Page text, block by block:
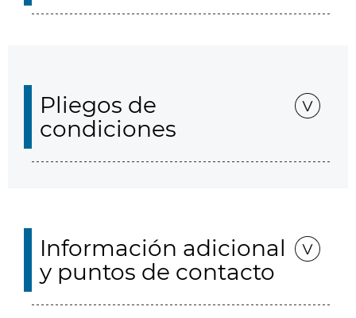
Pliegos de
condiciones
Información adicional
y puntos de contacto